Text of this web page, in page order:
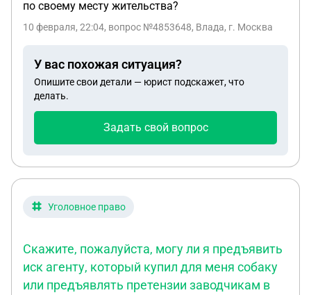
по своему месту жительства?
10 февраля, 22:04, вопрос №4853648, Влада, г. Москва
У вас похожая ситуация?
Опишите свои детали — юрист подскажет, что
делать.
Задать свой вопрос
Уголовное право
Скажите, пожалуйста, могу ли я предъявить
иск агенту, который купил для меня собаку
или предъявлять претензии заводчикам в